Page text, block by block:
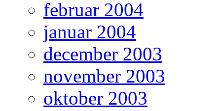
februar 2004
januar 2004
december 2003
november 2003
oktober 2003